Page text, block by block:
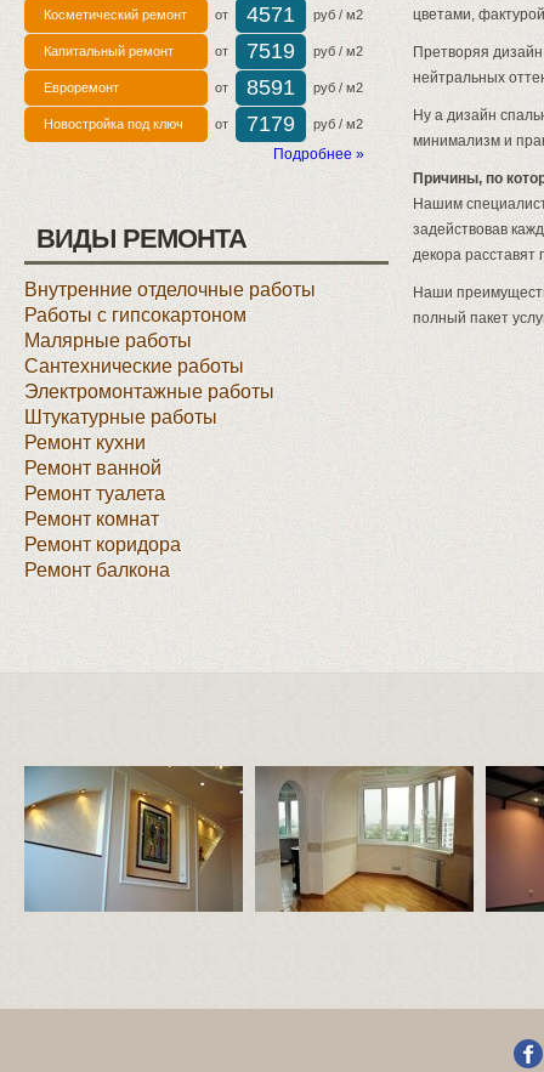
Косметический ремонт от 4571 руб / м2
Капитальный ремонт от 7519 руб / м2
Евроремонт от 8591 руб / м2
Новостройка под ключ от 7179 руб / м2
Подробнее »
ВИДЫ РЕМОНТА
Внутренние отделочные работы
Работы с гипсокартоном
Малярные работы
Сантехнические работы
Электромонтажные работы
Штукатурные работы
Ремонт кухни
Ремонт ванной
Ремонт туалета
Ремонт комнат
Ремонт коридора
Ремонт балкона
цветами,
Претворяя
нейтральных
Ну а дизайн
минимализм и
Причины, по
Нашим
задействовав
декора расставят
Наши
полный пакет